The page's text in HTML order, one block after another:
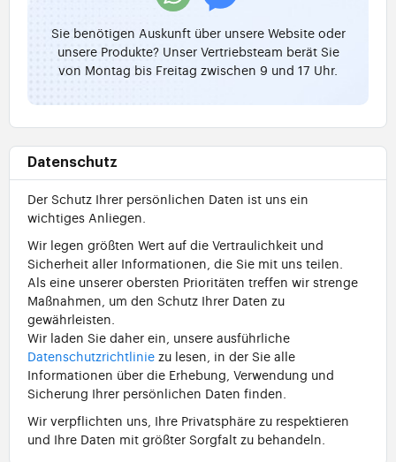
Sie benötigen Auskunft über unsere Website oder
unsere Produkte? Unser Vertriebsteam berät Sie
von Montag bis Freitag zwischen 9 und 17 Uhr.
Datenschutz
Der Schutz Ihrer persönlichen Daten ist uns ein
wichtiges Anliegen.
Wir legen größten Wert auf die Vertraulichkeit und
Sicherheit aller Informationen, die Sie mit uns teilen.
Als eine unserer obersten Prioritäten treffen wir strenge
Maßnahmen, um den Schutz Ihrer Daten zu
gewährleisten.
Wir laden Sie daher ein, unsere ausführliche
Datenschutzrichtlinie zu lesen, in der Sie alle
Informationen über die Erhebung, Verwendung und
Sicherung Ihrer persönlichen Daten finden.
Wir verpflichten uns, Ihre Privatsphäre zu respektieren
und Ihre Daten mit größter Sorgfalt zu behandeln.